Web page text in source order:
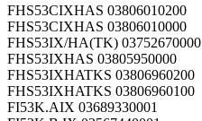
FHS53CIXHAS 03806010200
FHS53CIXHAS 03806010000
FHS53IX/HA(TK) 03752670000
FHS53IXHAS 03805950000
FHS53IXHATKS 03806960200
FHS53IXHATKS 03806960100
FI53K.AIX 03689330001